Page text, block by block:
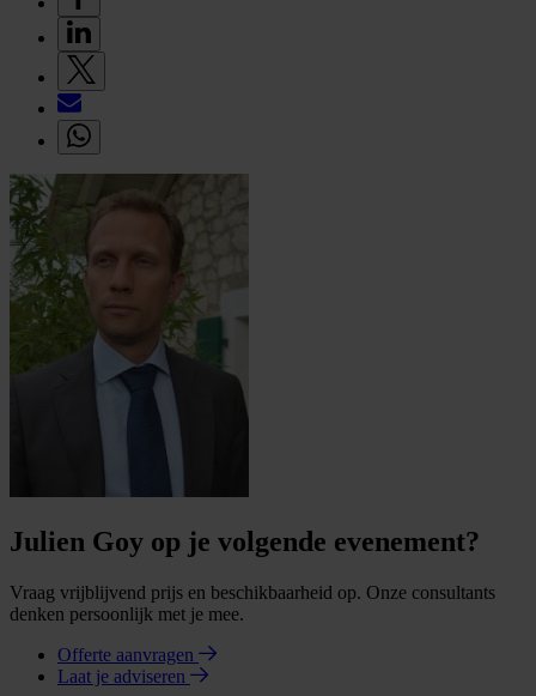
Julien Goy op je volgende evenement?
Vraag vrijblijvend prijs en beschikbaarheid op. Onze consultants
denken persoonlijk met je mee.
Offerte aanvragen
Laat je adviseren